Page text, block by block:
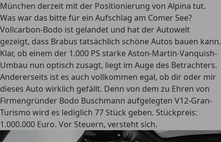
München derzeit mit der Positionierung von Alpina tut.
Was war das bitte für ein Aufschlag am Comer See?
Vollcarbon-Bodo ist gelandet und hat der Autowelt
gezeigt, dass Brabus tatsächlich schöne Autos bauen kann.
Klar, ob einem der 1.000 PS starke Aston-Martin-Vanquish-
Umbau nun optisch zusagt, liegt im Auge des Betrachters.
Andererseits ist es auch vollkommen egal, ob dir oder mir
dieses Auto wirklich gefällt. Denn von dem zu Ehren von
Firmengründer Bodo Buschmann aufgelegten V12-Gran-
Turismo wird es lediglich 77 Stück geben. Stückpreis:
1.000.000 Euro. Vor Steuern, versteht sich.